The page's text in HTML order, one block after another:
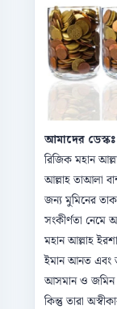
আমাদের ডেস্কঃ
রিজিক মহান
আল্লাহ তাআলা
জন্য মুমিনের
সংকীর্ণতা নেমে
মহান আল্লাহ
ইমান আনত এবং
আসমান ও জমিন
কিন্তু তারা